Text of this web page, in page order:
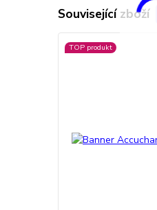
Související zboží
TOP produkt